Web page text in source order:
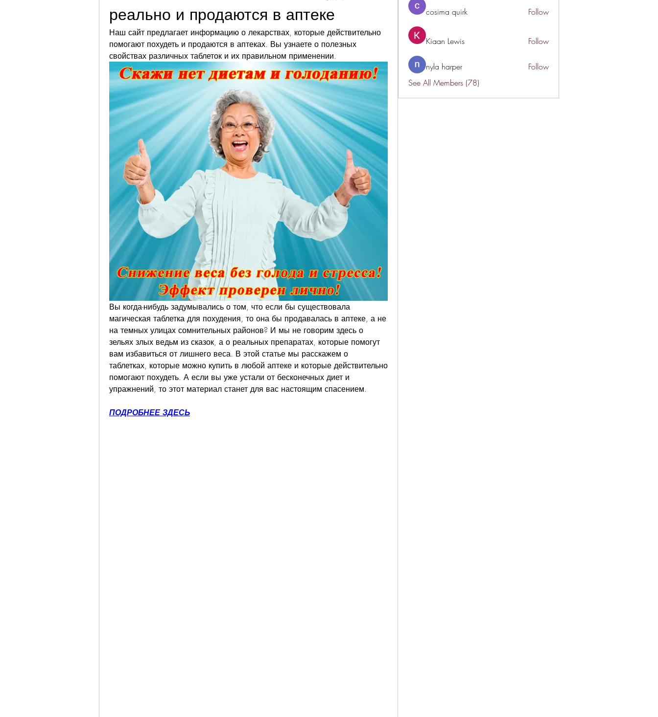
реально и продаются в аптеке
Наш сайт предлагает информацию о лекарствах, которые действительно
помогают похудеть и продаются в аптеках. Вы узнаете о полезных
свойствах различных таблеток и их правильном применении.
Вы когда-нибудь задумывались о том, что если бы существовала
магическая таблетка для похудения, то она бы продавалась в аптеке, а не
на темных улицах сомнительных районов? И мы не говорим здесь о
зельях злых ведьм из сказок, а о реальных препаратах, которые помогут
вам избавиться от лишнего веса. В этой статье мы расскажем о
таблетках, которые можно купить в любой аптеке и которые действительно
помогают похудеть. А если вы уже устали от бесконечных диет и
упражнений, то этот материал станет для вас настоящим спасением.
ПОДРОБНЕЕ ЗДЕСЬ
cosima quirk Follow
Kiaan Lewis Follow
nyla harper
Follow
See All Members (78)